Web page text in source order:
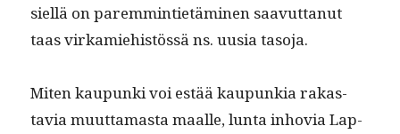
siel­lä on parem­minti­etämi­nen saavut­tanut
taas virkamiehistössä ns. uusia tasoja.
Miten kaupun­ki voi estää kaupunkia rakas­
tavia muut­ta­mas­ta maalle, lun­ta inhovia Lap­